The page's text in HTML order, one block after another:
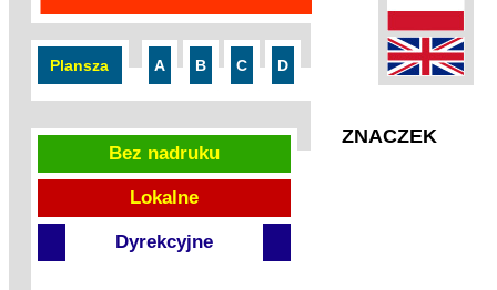
Plansza A B C D
Bez nadruku
Lokalne
Dyrekcyjne
ZNACZEK